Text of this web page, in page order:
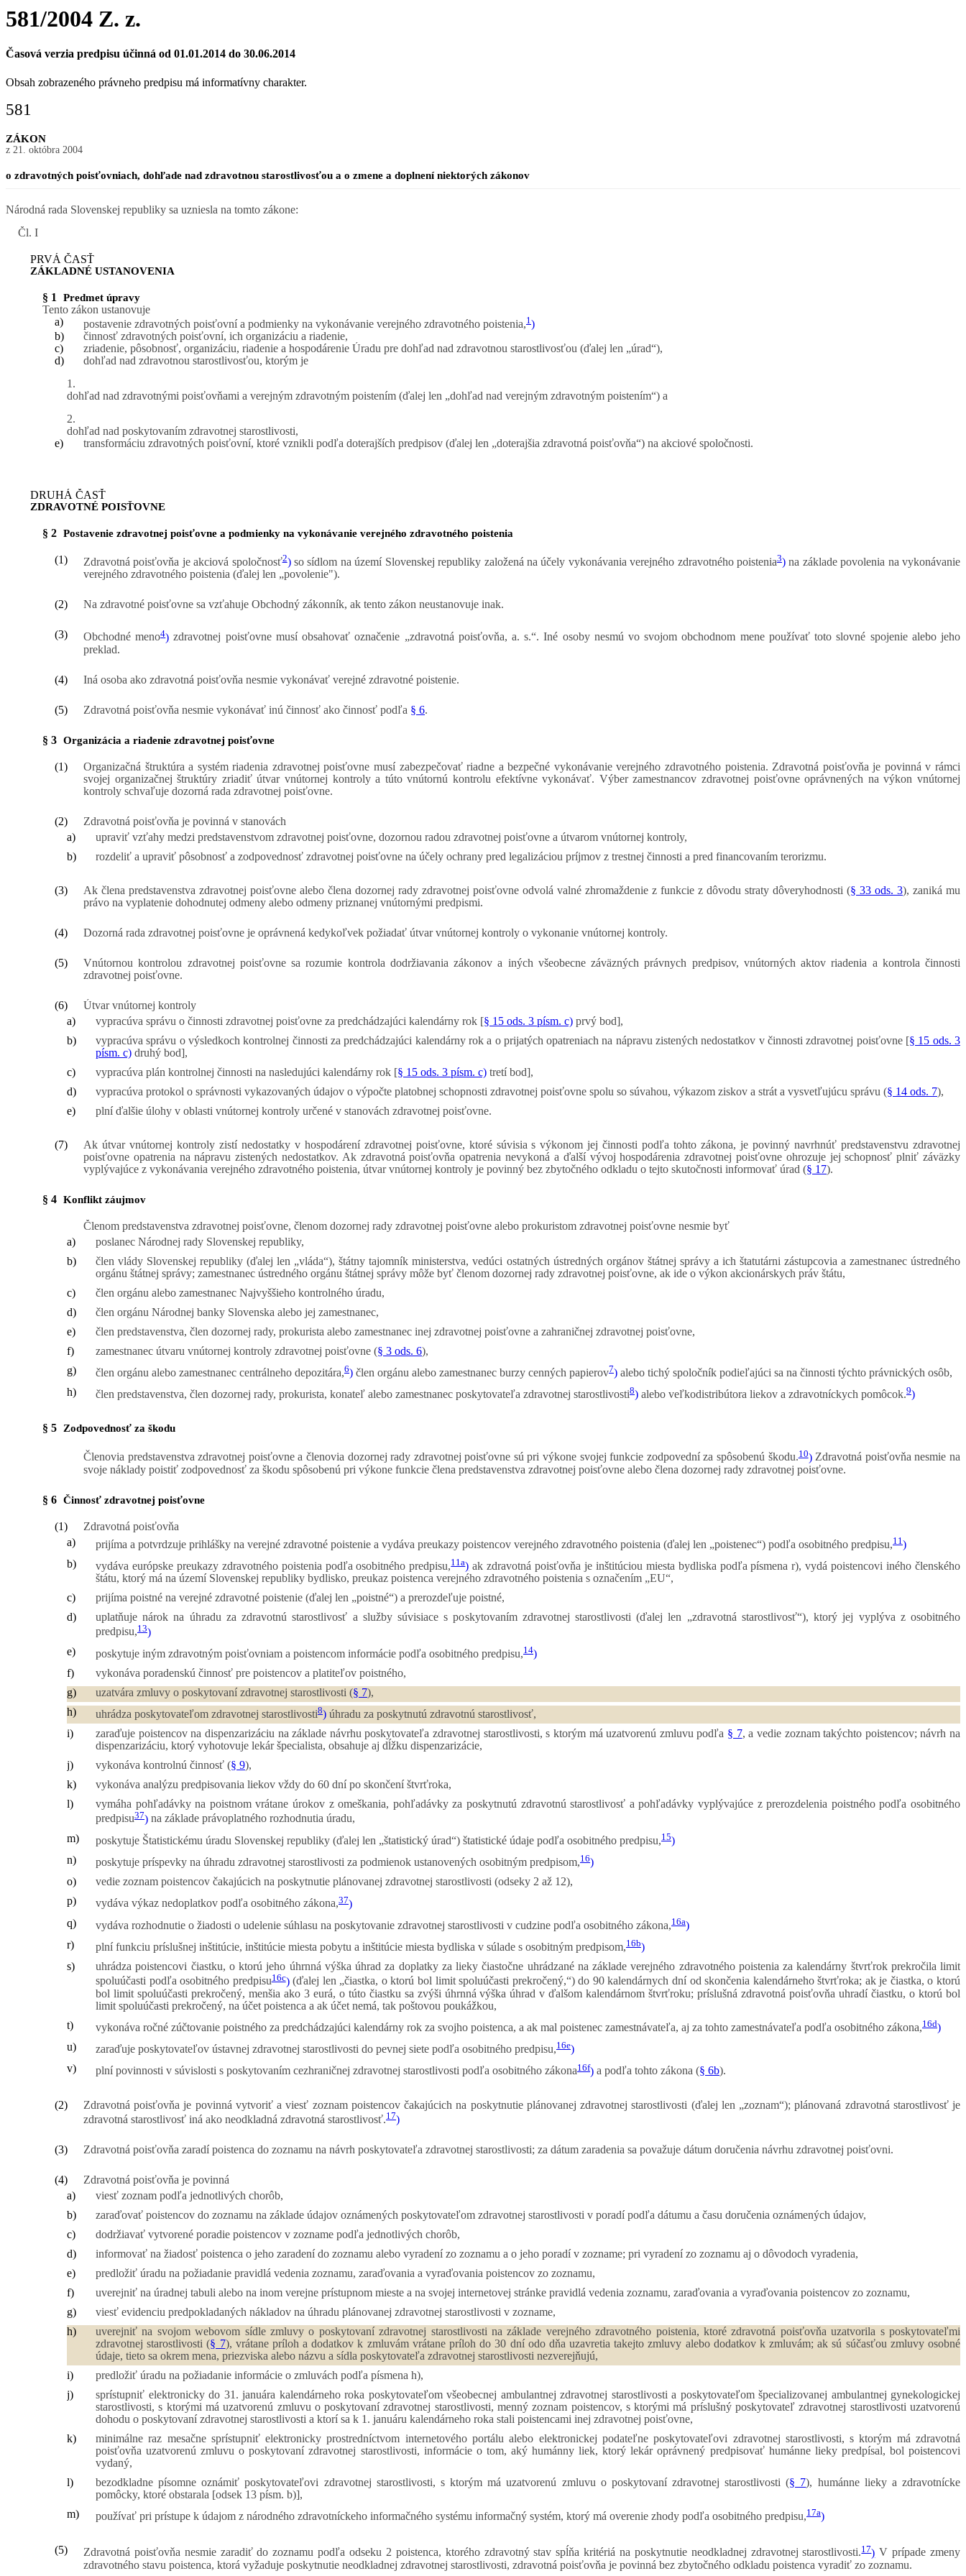
581/2004 Z. z.
Časová verzia predpisu účinná od 01.01.2014 do 30.06.2014
Obsah zobrazeného právneho predpisu má informatívny charakter.
581
ZÁKON
z 21. októbra 2004
o zdravotných poisťovniach, dohľade nad zdravotnou starostlivosťou a o zmene a doplnení niektorých zákonov
Národná rada Slovenskej republiky sa uzniesla na tomto zákone:
Čl. I
PRVÁ ČASŤ
ZÁKLADNÉ USTANOVENIA
§ 1 Predmet úpravy
Tento zákon ustanovuje
a)
postavenie zdravotných poisťovní a podmienky na vykonávanie verejného zdravotného poistenia,1 )
b)
činnosť zdravotných poisťovní, ich organizáciu a riadenie,
c)
zriadenie, pôsobnosť, organizáciu, riadenie a hospodárenie Úradu pre dohľad nad zdravotnou starostlivosťou (ďalej len „úrad“),
d)
dohľad nad zdravotnou starostlivosťou, ktorým je
1.
dohľad nad zdravotnými poisťovňami a verejným zdravotným poistením (ďalej len „dohľad nad verejným zdravotným poistením“) a
2.
dohľad nad poskytovaním zdravotnej starostlivosti,
e)
transformáciu zdravotných poisťovní, ktoré vznikli podľa doterajších predpisov (ďalej len „doterajšia zdravotná poisťovňa“) na akciové spoločnosti.
DRUHÁ ČASŤ
ZDRAVOTNÉ POISŤOVNE
§ 2 Postavenie zdravotnej poisťovne a podmienky na vykonávanie verejného zdravotného poistenia
(1) Zdravotná poisťovňa je akciová spoločnosť2)so sídlom na území Slovenskej republiky založená na účely vykonávania verejného zdravotného poistenia3)na základe povolenia na vykonávanie
verejného zdravotného poistenia (ďalej len „povolenie").
(2) Na zdravotné poisťovne sa vzťahuje Obchodný zákonník, ak tento zákon neustanovuje inak.
(3) Obchodné meno4) zdravotnej poisťovne musí obsahovať označenie „zdravotná poisťovňa, a. s.“. Iné osoby nesmú vo svojom obchodnom mene používať toto slovné spojenie alebo jeho
preklad.
(4) Iná osoba ako zdravotná poisťovňa nesmie vykonávať verejné zdravotné poistenie.
(5) Zdravotná poisťovňa nesmie vykonávať inú činnosť ako činnosť podľa § 6.
§ 3 Organizácia a riadenie zdravotnej poisťovne
(1)
Organizačná štruktúra a systém riadenia zdravotnej poisťovne musí zabezpečovať riadne a bezpečné vykonávanie verejného zdravotného poistenia. Zdravotná poisťovňa je povinná v rámci
svojej organizačnej štruktúry zriadiť útvar vnútornej kontroly a túto vnútornú kontrolu efektívne vykonávať. Výber zamestnancov zdravotnej poisťovne oprávnených na výkon vnútornej
kontroly schvaľuje dozorná rada zdravotnej poisťovne.
(2)
Zdravotná poisťovňa je povinná v stanovách
a)
upraviť vzťahy medzi predstavenstvom zdravotnej poisťovne, dozornou radou zdravotnej poisťovne a útvarom vnútornej kontroly,
b)
rozdeliť a upraviť pôsobnosť a zodpovednosť zdravotnej poisťovne na účely ochrany pred legalizáciou príjmov z trestnej činnosti a pred financovaním terorizmu.
(3) Ak člena predstavenstva zdravotnej poisťovne alebo člena dozornej rady zdravotnej poisťovne odvolá valné zhromaždenie z funkcie z dôvodu straty dôveryhodnosti (§ 33 ods. 3), zaniká mu
právo na vyplatenie dohodnutej odmeny alebo odmeny priznanej vnútornými predpismi.
(4) Dozorná rada zdravotnej poisťovne je oprávnená kedykoľvek požiadať útvar vnútornej kontroly o vykonanie vnútornej kontroly.
(5)
Vnútornou kontrolou zdravotnej poisťovne sa rozumie kontrola dodržiavania zákonov a iných všeobecne záväzných právnych predpisov, vnútorných aktov riadenia a kontrola činnosti
zdravotnej poisťovne.
(6)
Útvar vnútornej kontroly
a)
vypracúva správu o činnosti zdravotnej poisťovne za predchádzajúci kalendárny rok [§ 15 ods. 3 písm. c) prvý bod],
b)
vypracúva správu o výsledkoch kontrolnej činnosti za predchádzajúci kalendárny rok a o prijatých opatreniach na nápravu zistených nedostatkov v činnosti zdravotnej poisťovne [§ 15 ods. 3
písm. c) druhý bod],
c)
vypracúva plán kontrolnej činnosti na nasledujúci kalendárny rok [§ 15 ods. 3 písm. c) tretí bod],
d)
vypracúva protokol o správnosti vykazovaných údajov o výpočte platobnej schopnosti zdravotnej poisťovne spolu so súvahou, výkazom ziskov a strát a vysvetľujúcu správu (§ 14 ods. 7),
e)
plní ďalšie úlohy v oblasti vnútornej kontroly určené v stanovách zdravotnej poisťovne.
(7)
Ak útvar vnútornej kontroly zistí nedostatky v hospodárení zdravotnej poisťovne, ktoré súvisia s výkonom jej činnosti podľa tohto zákona, je povinný navrhnúť predstavenstvu zdravotnej
poisťovne opatrenia na nápravu zistených nedostatkov. Ak zdravotná poisťovňa opatrenia nevykoná a ďalší vývoj hospodárenia zdravotnej poisťovne ohrozuje jej schopnosť plniť záväzky
vyplývajúce z vykonávania verejného zdravotného poistenia, útvar vnútornej kontroly je povinný bez zbytočného odkladu o tejto skutočnosti informovať úrad (§ 17).
§ 4 Konflikt záujmov
Členom predstavenstva zdravotnej poisťovne, členom dozornej rady zdravotnej poisťovne alebo prokuristom zdravotnej poisťovne nesmie byť
a)
poslanec Národnej rady Slovenskej republiky,
b)
člen vlády Slovenskej republiky (ďalej len „vláda“), štátny tajomník ministerstva, vedúci ostatných ústredných orgánov štátnej správy a ich štatutárni zástupcovia a zamestnanec ústredného
orgánu štátnej správy; zamestnanec ústredného orgánu štátnej správy môže byť členom dozornej rady zdravotnej poisťovne, ak ide o výkon akcionárskych práv štátu,
c)
člen orgánu alebo zamestnanec Najvyššieho kontrolného úradu,
d)
člen orgánu Národnej banky Slovenska alebo jej zamestnanec,
e)
člen predstavenstva, člen dozornej rady, prokurista alebo zamestnanec inej zdravotnej poisťovne a zahraničnej zdravotnej poisťovne,
f)
zamestnanec útvaru vnútornej kontroly zdravotnej poisťovne (§ 3 ods. 6),
g)
člen orgánu alebo zamestnanec centrálneho depozitára,6) člen orgánu alebo zamestnanec burzy cenných papierov7) alebo tichý spoločník podieľajúci sa na činnosti týchto právnických osôb,
h)
člen predstavenstva, člen dozornej rady, prokurista, konateľ alebo zamestnanec poskytovateľa zdravotnej starostlivosti8) alebo veľkodistribútora liekov a zdravotníckych pomôcok.9)
§ 5 Zodpovednosť za škodu
Členovia predstavenstva zdravotnej poisťovne a členovia dozornej rady zdravotnej poisťovne sú pri výkone svojej funkcie zodpovední za spôsobenú škodu.10)Zdravotná poisťovňa nesmie na
svoje náklady poistiť zodpovednosť za škodu spôsobenú pri výkone funkcie člena predstavenstva zdravotnej poisťovne alebo člena dozornej rady zdravotnej poisťovne.
§ 6 Činnosť zdravotnej poisťovne
(1)
Zdravotná poisťovňa
a)
prijíma a potvrdzuje prihlášky na verejné zdravotné poistenie a vydáva preukazy poistencov verejného zdravotného poistenia (ďalej len „poistenec“) podľa osobitného predpisu,11 )
b)
vydáva európske preukazy zdravotného poistenia podľa osobitného predpisu,11a) ak zdravotná poisťovňa je inštitúciou miesta bydliska podľa písmena r), vydá poistencovi iného členského
štátu, ktorý má na území Slovenskej republiky bydlisko, preukaz poistenca verejného zdravotného poistenia s označením „EU“,
c)
prijíma poistné na verejné zdravotné poistenie (ďalej len „poistné“) a prerozdeľuje poistné,
d)
uplatňuje nárok na úhradu za zdravotnú starostlivosť a služby súvisiace s poskytovaním zdravotnej starostlivosti (ďalej len „zdravotná starostlivosť“), ktorý jej vyplýva z osobitného
predpisu,13)
e)
poskytuje iným zdravotným poisťovniam a poistencom informácie podľa osobitného predpisu,14)
f)
vykonáva poradenskú činnosť pre poistencov a platiteľov poistného,
g)
uzatvára zmluvy o poskytovaní zdravotnej starostlivosti (§ 7),
h)
uhrádza poskytovateľom zdravotnej starostlivosti8) úhradu za poskytnutú zdravotnú starostlivosť,
i)
zaraďuje poistencov na dispenzarizáciu na základe návrhu poskytovateľa zdravotnej starostlivosti, s ktorým má uzatvorenú zmluvu podľa § 7, a vedie zoznam takýchto poistencov; návrh na
dispenzarizáciu, ktorý vyhotovuje lekár špecialista, obsahuje aj dĺžku dispenzarizácie,
j)
vykonáva kontrolnú činnosť (§ 9),
k)
vykonáva analýzu predpisovania liekov vždy do 60 dní po skončení štvrťroka,
l)
vymáha pohľadávky na poistnom vrátane úrokov z omeškania, pohľadávky za poskytnutú zdravotnú starostlivosť a pohľadávky vyplývajúce z prerozdelenia poistného podľa osobitného
predpisu37) na základe právoplatného rozhodnutia úradu,
m)
poskytuje Štatistickému úradu Slovenskej republiky (ďalej len „štatistický úrad“) štatistické údaje podľa osobitného predpisu,15)
n)
poskytuje príspevky na úhradu zdravotnej starostlivosti za podmienok ustanovených osobitným predpisom,16)
o)
vedie zoznam poistencov čakajúcich na poskytnutie plánovanej zdravotnej starostlivosti (odseky 2 až 12),
p)
vydáva výkaz nedoplatkov podľa osobitného zákona,37)
q)
vydáva rozhodnutie o žiadosti o udelenie súhlasu na poskytovanie zdravotnej starostlivosti v cudzine podľa osobitného zákona,16a)
r)
plní funkciu príslušnej inštitúcie, inštitúcie miesta pobytu a inštitúcie miesta bydliska v súlade s osobitným predpisom,16b)
s)
uhrádza poistencovi čiastku, o ktorú jeho úhrnná výška úhrad za doplatky za lieky čiastočne uhrádzané na základe verejného zdravotného poistenia za kalendárny štvrťrok prekročila limit
spoluúčasti podľa osobitného predpisu16c)(ďalej len „čiastka, o ktorú bol limit spoluúčasti prekročený,“) do 90 kalendárnych dní od skončenia kalendárneho štvrťroka; ak je čiastka, o ktorú
bol limit spoluúčasti prekročený, menšia ako 3 eurá, o túto čiastku sa zvýši úhrnná výška úhrad v ďalšom kalendárnom štvrťroku; príslušná zdravotná poisťovňa uhradí čiastku, o ktorú bol
limit spoluúčasti prekročený, na účet poistenca a ak účet nemá, tak poštovou poukážkou,
t)
vykonáva ročné zúčtovanie poistného za predchádzajúci kalendárny rok za svojho poistenca, a ak mal poistenec zamestnávateľa, aj za tohto zamestnávateľa podľa osobitného zákona,16d)
u)
zaraďuje poskytovateľov ústavnej zdravotnej starostlivosti do pevnej siete podľa osobitného predpisu,16e)
v)
plní povinnosti v súvislosti s poskytovaním cezhraničnej zdravotnej starostlivosti podľa osobitného zákona16f) a podľa tohto zákona (§ 6b).
(2)
Zdravotná poisťovňa je povinná vytvoriť a viesť zoznam poistencov čakajúcich na poskytnutie plánovanej zdravotnej starostlivosti (ďalej len „zoznam“); plánovaná zdravotná starostlivosť je
zdravotná starostlivosť iná ako neodkladná zdravotná starostlivosť.17)
(3) Zdravotná poisťovňa zaradí poistenca do zoznamu na návrh poskytovateľa zdravotnej starostlivosti; za dátum zaradenia sa považuje dátum doručenia návrhu zdravotnej poisťovni.
(4)
Zdravotná poisťovňa je povinná
a)
viesť zoznam podľa jednotlivých chorôb,
b)
zaraďovať poistencov do zoznamu na základe údajov oznámených poskytovateľom zdravotnej starostlivosti v poradí podľa dátumu a času doručenia oznámených údajov,
c)
dodržiavať vytvorené poradie poistencov v zozname podľa jednotlivých chorôb,
d)
informovať na žiadosť poistenca o jeho zaradení do zoznamu alebo vyradení zo zoznamu a o jeho poradí v zozname; pri vyradení zo zoznamu aj o dôvodoch vyradenia,
e)
predložiť úradu na požiadanie pravidlá vedenia zoznamu, zaraďovania a vyraďovania poistencov zo zoznamu,
f)
uverejniť na úradnej tabuli alebo na inom verejne prístupnom mieste a na svojej internetovej stránke pravidlá vedenia zoznamu, zaraďovania a vyraďovania poistencov zo zoznamu,
g)
viesť evidenciu predpokladaných nákladov na úhradu plánovanej zdravotnej starostlivosti v zozname,
h)
uverejniť na svojom webovom sídle zmluvy o poskytovaní zdravotnej starostlivosti na základe verejného zdravotného poistenia, ktoré zdravotná poisťovňa uzatvorila s poskytovateľmi
zdravotnej starostlivosti (§ 7), vrátane príloh a dodatkov k zmluvám vrátane príloh do 30 dní odo dňa uzavretia takejto zmluvy alebo dodatkov k zmluvám; ak sú súčasťou zmluvy osobné
údaje, tieto sa okrem mena, priezviska alebo názvu a sídla poskytovateľa zdravotnej starostlivosti nezverejňujú,
i)
predložiť úradu na požiadanie informácie o zmluvách podľa písmena h),
j)
sprístupniť elektronicky do 31. januára kalendárneho roka poskytovateľom všeobecnej ambulantnej zdravotnej starostlivosti a poskytovateľom špecializovanej ambulantnej gynekologickej
starostlivosti, s ktorými má uzatvorenú zmluvu o poskytovaní zdravotnej starostlivosti, menný zoznam poistencov, s ktorými má príslušný poskytovateľ zdravotnej starostlivosti uzatvorenú
dohodu o poskytovaní zdravotnej starostlivosti a ktorí sa k 1. januáru kalendárneho roka stali poistencami inej zdravotnej poisťovne,
k)
minimálne raz mesačne sprístupniť elektronicky prostredníctvom internetového portálu alebo elektronickej podateľne poskytovateľovi zdravotnej starostlivosti, s ktorým má zdravotná
poisťovňa uzatvorenú zmluvu o poskytovaní zdravotnej starostlivosti, informácie o tom, aký humánny liek, ktorý lekár oprávnený predpisovať humánne lieky predpísal, bol poistencovi
vydaný,
l)
bezodkladne písomne oznámiť poskytovateľovi zdravotnej starostlivosti, s ktorým má uzatvorenú zmluvu o poskytovaní zdravotnej starostlivosti (§ 7), humánne lieky a zdravotnícke
pomôcky, ktoré obstarala [odsek 13 písm. b)],
m)
používať pri prístupe k údajom z národného zdravotníckeho informačného systému informačný systém, ktorý má overenie zhody podľa osobitného predpisu,17a)
(5) Zdravotná poisťovňa nesmie zaradiť do zoznamu podľa odseku 2 poistenca, ktorého zdravotný stav spĺňa kritériá na poskytnutie neodkladnej zdravotnej starostlivosti.17) V prípade zmeny
zdravotného stavu poistenca, ktorá vyžaduje poskytnutie neodkladnej zdravotnej starostlivosti, zdravotná poisťovňa je povinná bez zbytočného odkladu poistenca vyradiť zo zoznamu.